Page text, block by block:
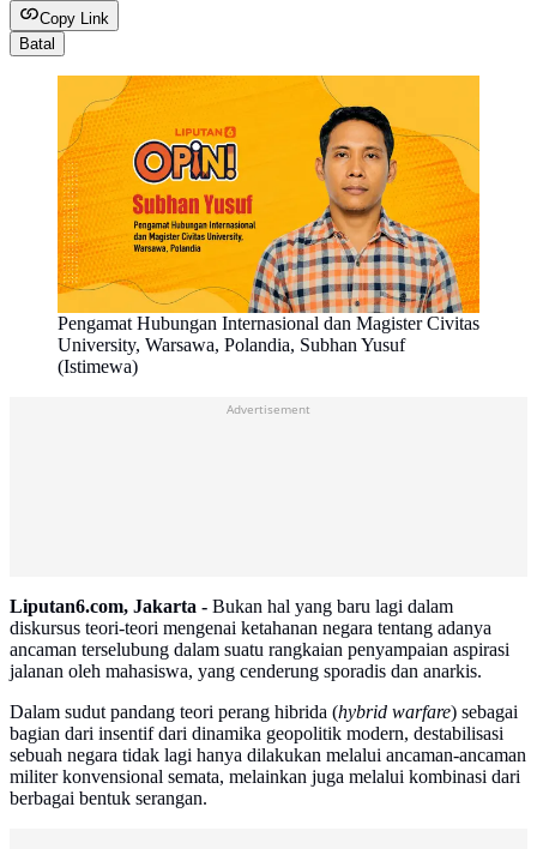
Copy Link
Batal
Pengamat Hubungan Internasional dan Magister Civitas
University, Warsawa, Polandia, Subhan Yusuf
(Istimewa)
Advertisement
Liputan6.com, Jakarta - Bukan hal yang baru lagi dalam
diskursus teori-teori mengenai ketahanan negara tentang adanya
ancaman terselubung dalam suatu rangkaian penyampaian aspirasi
jalanan oleh mahasiswa, yang cenderung sporadis dan anarkis.
Dalam sudut pandang teori perang hibrida (hybrid warfare) sebagai
bagian dari insentif dari dinamika geopolitik modern, destabilisasi
sebuah negara tidak lagi hanya dilakukan melalui ancaman-ancaman
militer konvensional semata, melainkan juga melalui kombinasi dari
berbagai bentuk serangan.